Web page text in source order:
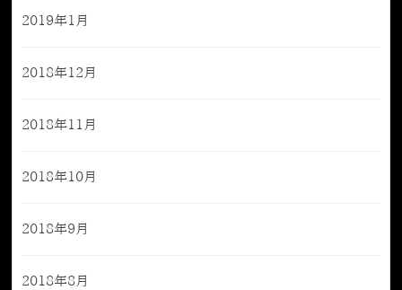
2019年1月
2018年12月
2018年11月
2018年10月
2018年9月
2018年8月